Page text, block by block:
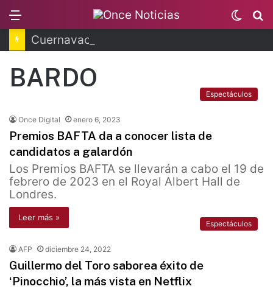
Switch
skin
BARDO
Espectáculos
Once Digital enero 6, 2023
Premios BAFTA da a conocer lista de
candidatos a galardón
Los Premios BAFTA se llevarán a cabo el 19 de
febrero de 2023 en el Royal Albert Hall de
Londres.
Leer más »
Espectáculos
AFP diciembre 24, 2022
Guillermo del Toro saborea éxito de
‘Pinocchio’, la más vista en Netflix